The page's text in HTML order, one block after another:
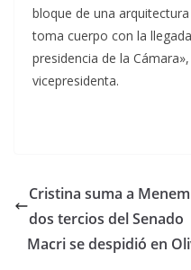
bloque de una
toma cuerpo con la
presidencia de la
vicepresidenta.
Cristina suma a
dos tercios del Senado
Macri se despidió en